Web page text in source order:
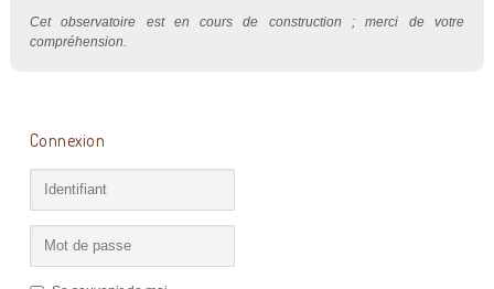
Cet observatoire est en cours de construction ; merci de votre
compréhension.
Connexion